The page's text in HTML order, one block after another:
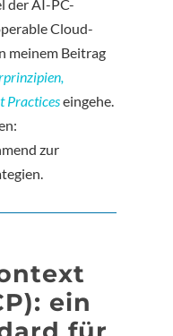
der AI-PC-
Cloud-
meinem Beitrag
Practiceseingehe.
zur
ein